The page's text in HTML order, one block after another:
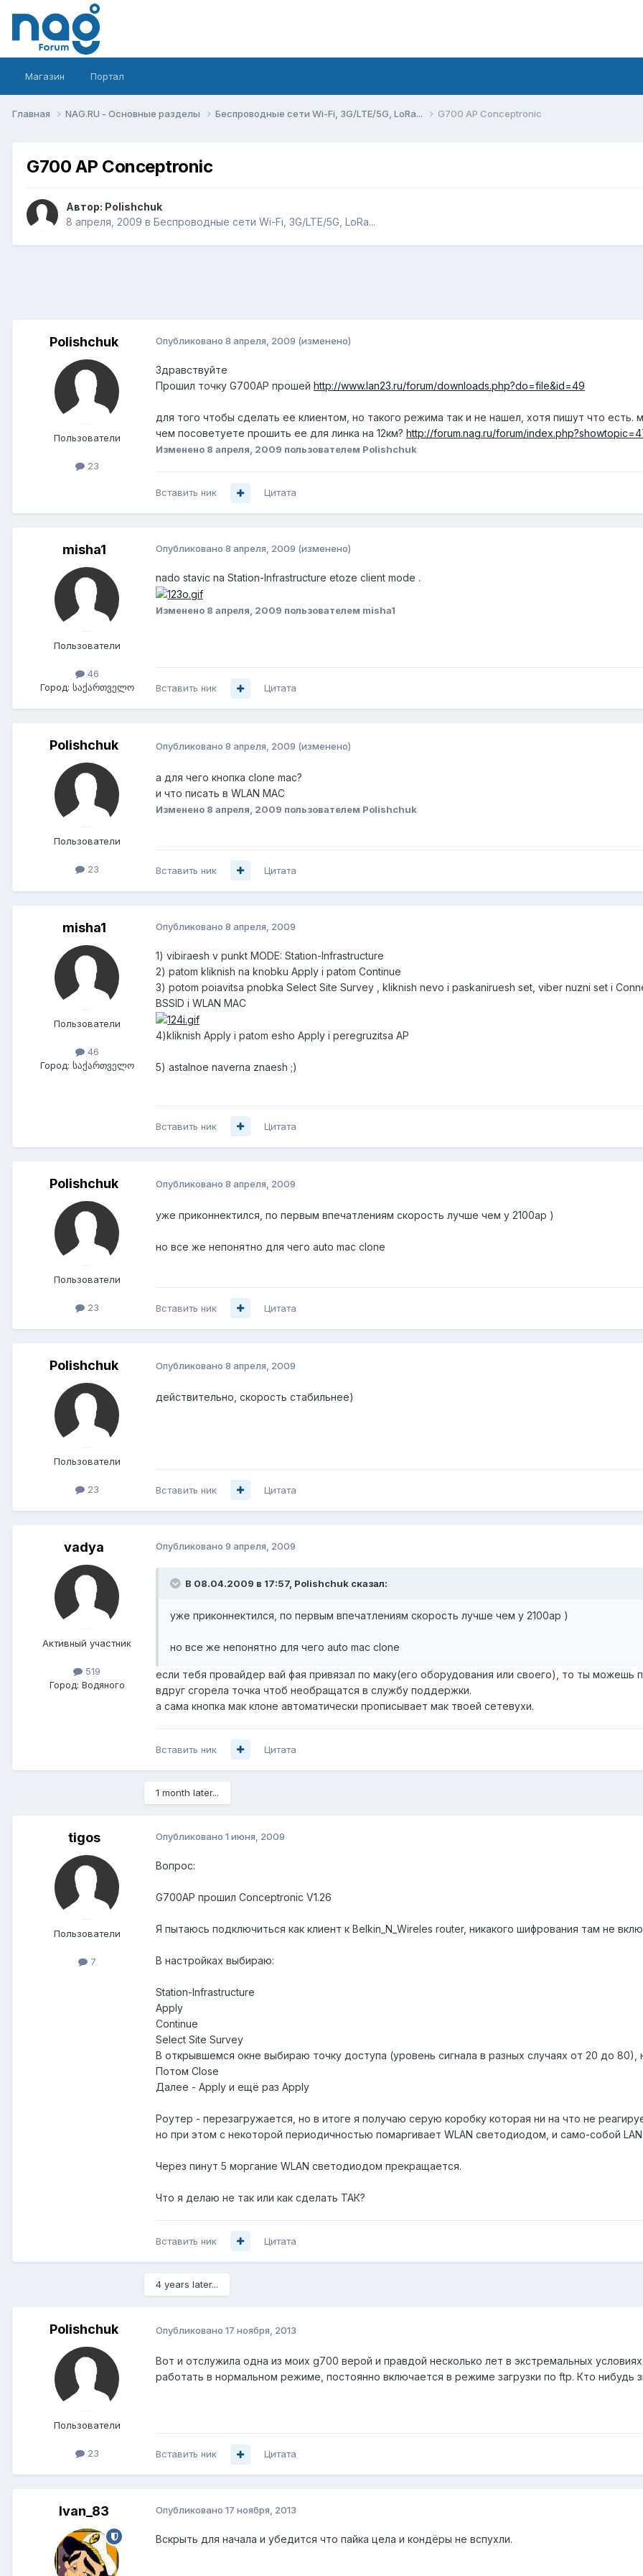
Магазин Портал
Главная NAG.RU - Основные разделы Беспроводные сети Wi-Fi, 3G/LTE/5G, LoRa... G700 AP Conceptronic
G700 AP Conceptronic
Автор: Polishchuk
8 апреля, 2009 в Беспроводные сети Wi-Fi, 3G/LTE/5G, LoRa...
Polishchuk
Пользователи
23
Опубликовано 8 апреля, 2009 (изменено)
Здравствуйте
Прошил точку G700AP прошей http://www.lan23.ru/forum/downloads.php?do=file&id=49
для того чтобы сделать ее клиентом, но такого режима так и не нашел, хотя пишут что есть.
чем посоветуете прошить ее для линка на 12км? http://forum.nag.ru/forum/
Изменено 8 апреля, 2009 пользователем Polishchuk
Вставить ник Цитата
misha1
Пользователи
46
Город: საქართველო
Опубликовано 8 апреля, 2009 (изменено)
nado stavic na Station-Infrastructure etoze client mode .
Изменено 8 апреля, 2009 пользователем misha1
Вставить ник Цитата
Polishchuk
Пользователи
23
Опубликовано 8 апреля, 2009 (изменено)
а для чего кнопка clone mac?
и что писать в WLAN MAC
Изменено 8 апреля, 2009 пользователем Polishchuk
Вставить ник Цитата
misha1
Пользователи
46
Город: საქართველო
Опубликовано 8 апреля, 2009
1) vibiraesh v punkt MODE: Station-Infrastructure
2) patom kliknish na knobku Apply i patom Continue
3) potom poiavitsa pnobka Select Site Survey , kliknish nevo i paskaniruesh set, viber nuzni set i
BSSID i WLAN MAC
4)kliknish Apply i patom esho Apply i peregruzitsa AP
5) astalnoe naverna znaesh ;)
Вставить ник Цитата
Polishchuk
Пользователи
23
Опубликовано 8 апреля, 2009
уже приконнектился, по первым впечатлениям скорость лучше чем у 2100ap )
но все же непонятно для чего auto mac clone
Вставить ник Цитата
Polishchuk
Пользователи
23
Опубликовано 8 апреля, 2009
действительно, скорость стабильнее)
Вставить ник Цитата
vadya
Активный участник
519
Город: Водяного
Опубликовано 9 апреля, 2009
В 08.04.2009 в 17:57, Polishchuk сказал:
уже приконнектился, по первым впечатлениям скорость лучше чем у 2100ap )
но все же непонятно для чего auto mac clone
если тебя провайдер вай фая привязал по маку(его оборудования или своего), то ты можешь
вдруг сгорела точка чтоб необращатся в службу поддержки.
а сама кнопка мак клоне автоматически прописывает мак твоей сетевухи.
Вставить ник Цитата
1 month later...
tigos
Пользователи
7
Опубликовано 1 июня, 2009
Вопрос:
G700AP прошил Conceptronic V1.26
Я пытаюсь подключиться как клиент к Belkin_N_Wireles router, никакого шифрования там не
В настройках выбираю:
Station-Infrastructure
Apply
Continue
Select Site Survey
В открывшемся окне выбираю точку доступа (уровень сигнала в разных случаях от 20 до
Потом Close
Далее - Apply и ещё раз Apply
Роутер - перезагружается, но в итоге я получаю серую коробку которая ни на что не
но при этом с некоторой периодичностью помаргивает WLAN светодиодом, и само-собой
Через пинут 5 моргание WLAN светодиодом прекращается.
Что я делаю не так или как сделать ТАК?
Вставить ник Цитата
4 years later...
Polishchuk
Пользователи
23
Опубликовано 17 ноября, 2013
Вот и отслужила одна из моих g700 верой и правдой несколько лет в экстремальных
работать в нормальном режиме, постоянно включается в режиме загрузки по ftp. Кто нибудь
Вставить ник Цитата
Ivan_83 Опубликовано 17 ноября, 2013
Вскрыть для начала и убедится что пайка цела и кондёры не вспухли.